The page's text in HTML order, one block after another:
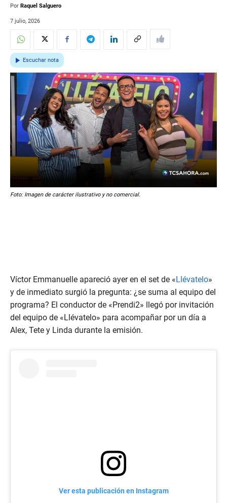
Por Raquel Salguero
7 julio, 2026
Escuchar nota
Foto: Imagen de carácter ilustrativo y no comercial.
Víctor Emmanuelle apareció ayer en el set de «Llévatelo»
y de inmediato surgió la pregunta: ¿se suma al equipo del
programa? El conductor de «Prendi2» llegó por invitación
del equipo de «Llévatelo» para acompañar por un día a
Alex, Tete y Linda durante la emisión.
Ver esta publicación en Instagram